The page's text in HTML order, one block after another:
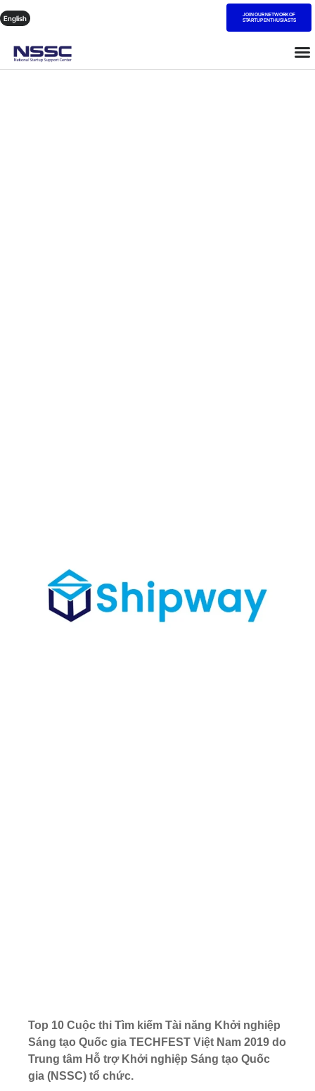
English
JOIN OUR NETWORK OF
STARTUP ENTHUSIASTS
Top 10 Cuộc thi Tìm kiếm Tài năng Khởi nghiệp
Sáng tạo Quốc gia TECHFEST Việt Nam 2019 do
Trung tâm Hỗ trợ Khởi nghiệp Sáng tạo Quốc
gia (NSSC) tổ chức.